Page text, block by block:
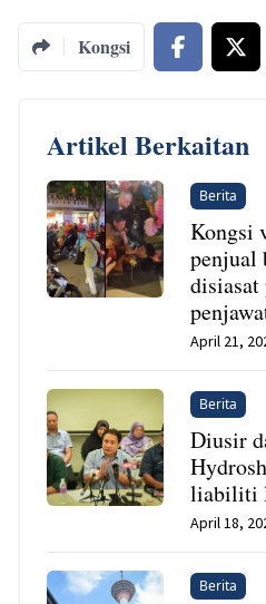
Kongsi
Artikel Berkaitan
Berita
Kongsi
penjual
April 21,
Berita
Diusir
liabiliti
April 18,
Berita